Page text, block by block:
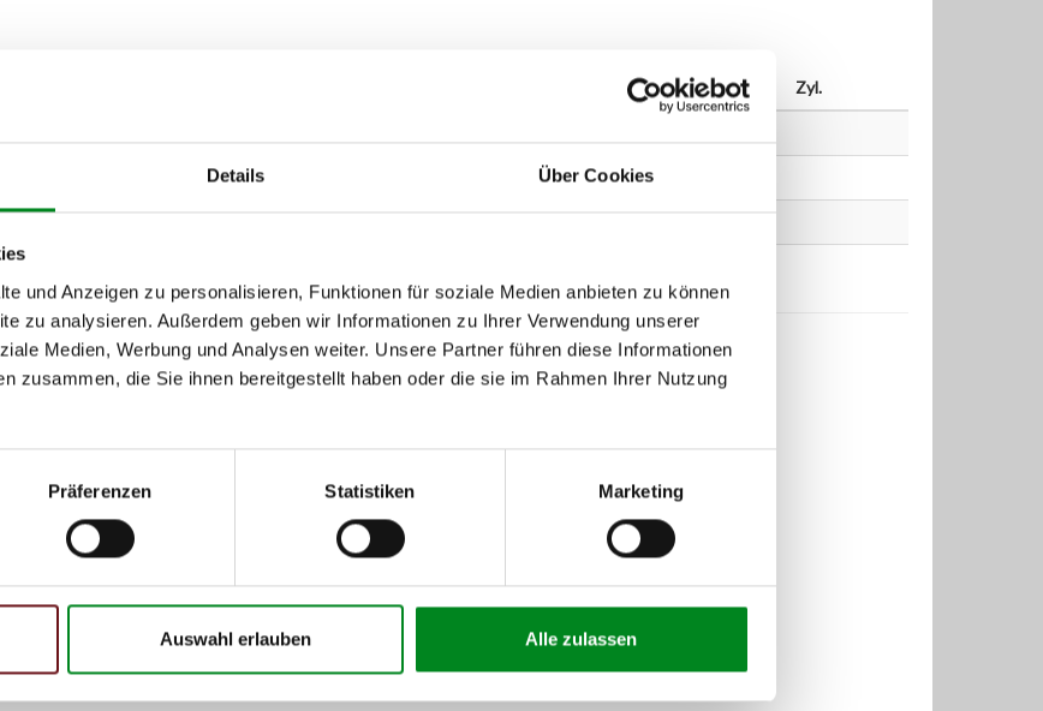
Details Über Cookies
und Anzeigen zu personalisieren, Funktionen für soziale Medien anbieten zu können
zu analysieren. Außerdem geben wir Informationen zu Ihrer Verwendung unserer
Medien, Werbung und Analysen weiter. Unsere Partner führen diese Informationen
zusammen, die Sie ihnen bereitgestellt haben oder die sie im Rahmen Ihrer Nutzung
Präferenzen Statistiken Marketing
Auswahl erlauben Alle zulassen
ccm Zyl.
Support kontaktieren (Chat, Telefon oder E-Mail).
zu 2 (2.1) und zu 3 (2.2) oderFahrgestellnummer.